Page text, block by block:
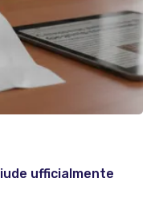
ufficialmente